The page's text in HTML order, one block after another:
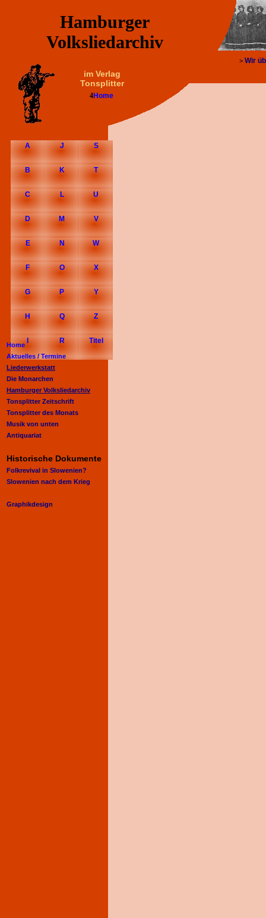
> Wir
A J S
B K T
C L U
D M V
E N W
F O X
G P Y
H Q Z
I R Titel
Home
Aktuelles / Termine
Liederwerkstatt
Die Monarchen
Hamburger Volksliedarchiv
Tonsplitter Zeitschrift
Tonsplitter des Monats
Musik von unten
Antiquariat
Historische Dokumente
Folkrevival in Slowenien?
Slowenien nach dem Krieg
Graphikdesign
Hamburger
Volksliedarchiv
im Verlag
Tonsplitter
4Home